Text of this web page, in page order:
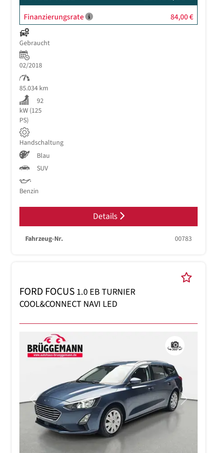
Finanzierungsrate 84,00 €
Gebraucht
02/2018
85.034 km
92
kW (125
PS)
Handschaltung
Blau
SUV
Benzin
Details
Fahrzeug-Nr. 00783
FORD FOCUS1.0 EB TURNIER
COOL&CONNECT NAVI LED
Previous Next